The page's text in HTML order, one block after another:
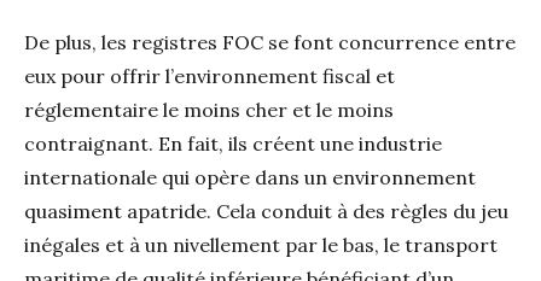
De plus, les registres FOC se font concurrence entre
eux pour offrir l’environnement fiscal et
réglementaire le moins cher et le moins
contraignant. En fait, ils créent une industrie
internationale qui opère dans un environnement
quasiment apatride. Cela conduit à des règles du jeu
inégales et à un nivellement par le bas, le transport